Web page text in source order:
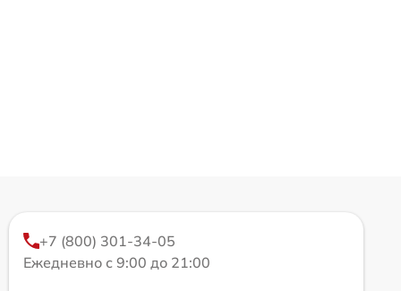
+7 (800) 301-34-05
Ежедневно с 9:00 до 21:00